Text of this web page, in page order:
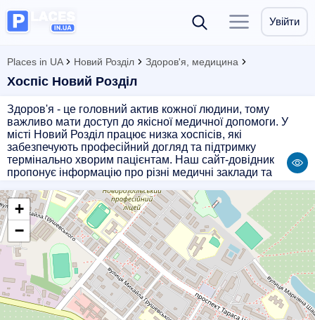
Увійти
Places in UA Новий Розділ Здоров'я, медицина
Хоспіс Новий Розділ
Здоров'я - це головний актив кожної людини, тому
важливо мати доступ до якісної медичної допомоги. У
місті Новий Розділ працює низка хоспісів, які
забезпечують професійний догляд та підтримку
термінально хворим пацієнтам. Наш сайт-довідник
пропонує інформацію про різні медичні заклади та
Новому Роздолі. Тут ви знайдете контактні дані, режим
роботи, послуги, які надаються, а також відгуки пацієнтів
про якість обслуговування. Обираючи хоспіс для
близької людини, важливо мати повну інформацію про
його роботу та професіоналізм персоналу. Наш сайт
допоможе вам зробити правильний вибір та забезпечити
комфорт та підтримку вашим рідним у важкі моменти.
+
−